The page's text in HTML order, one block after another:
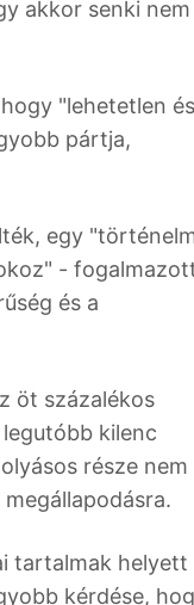
akkor senki nem
"lehetetlen és
pártja,
egy
-
és a
öt százalékos
kilenc
része nem
tartalmak helyett
kérdése,